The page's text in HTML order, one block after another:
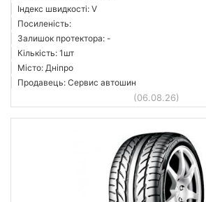
Індекс швидкості: V
Посиленість:
Залишок протектора: -
Кількість: 1шт
Місто: Дніпро
Продавець: Сервис автошин
(06.08.26)